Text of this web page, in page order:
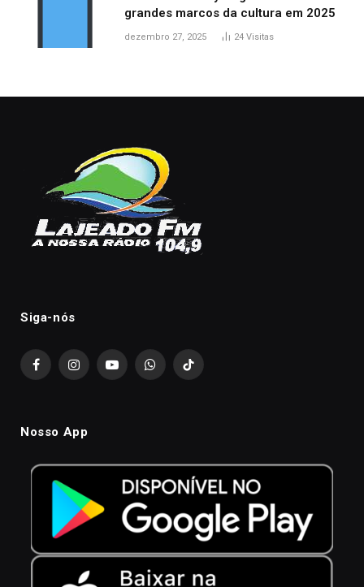
grandes marcos da cultura em 2025
dezembro 27, 2025 24 Visitas
Siga-nós
FacebookInstagramYouTubeWhatsAppTikTok
Nosso App